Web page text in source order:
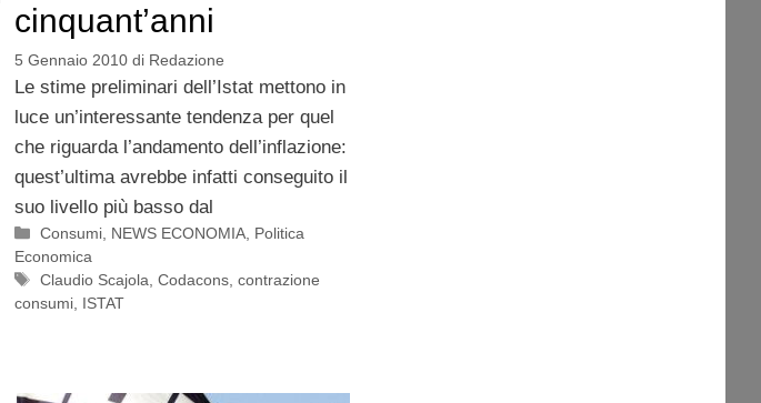
cinquant’anni
5 Gennaio 2010 di Redazione
Le stime preliminari dell’Istat mettono in
luce un’interessante tendenza per quel
che riguarda l’andamento dell’inflazione:
quest’ultima avrebbe infatti conseguito il
suo livello più basso dal
Categorie
Consumi NEWS ECONOMIA Politica
Economica
Tag
Claudio Scajola ,Codacons ,contrazione
consumi, ISTAT